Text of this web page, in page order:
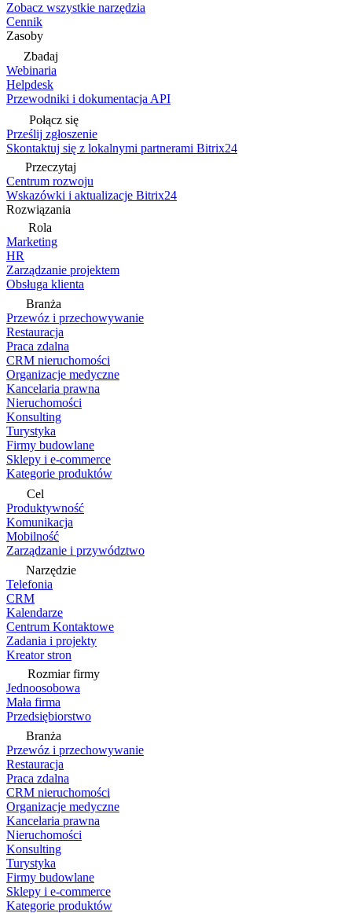
Zobacz wszystkie narzędzia
Cennik
Zasoby
Zbadaj
Webinaria
Helpdesk
Przewodniki i dokumentacja API
Połącz się
Prześlij zgłoszenie
Skontaktuj się z lokalnymi partnerami Bitrix24
Przeczytaj
Centrum rozwoju
Wskazówki i aktualizacje Bitrix24
Rozwiązania
Rola
Marketing
HR
Zarządzanie projektem
Obsługa klienta
Branża
Przewóz i przechowywanie
Restauracja
Praca zdalna
CRM nieruchomości
Organizacje medyczne
Kancelaria prawna
Nieruchomości
Konsulting
Turystyka
Firmy budowlane
Sklepy i e-commerce
Kategorie produktów
Cel
Produktywność
Komunikacja
Mobilność
Zarządzanie i przywództwo
Narzędzie
Telefonia
CRM
Kalendarze
Centrum Kontaktowe
Zadania i projekty
Kreator stron
Rozmiar firmy
Jednoosobowa
Mała firma
Przedsiębiorstwo
Branża
Przewóz i przechowywanie
Restauracja
Praca zdalna
CRM nieruchomości
Organizacje medyczne
Kancelaria prawna
Nieruchomości
Konsulting
Turystyka
Firmy budowlane
Sklepy i e-commerce
Kategorie produktów